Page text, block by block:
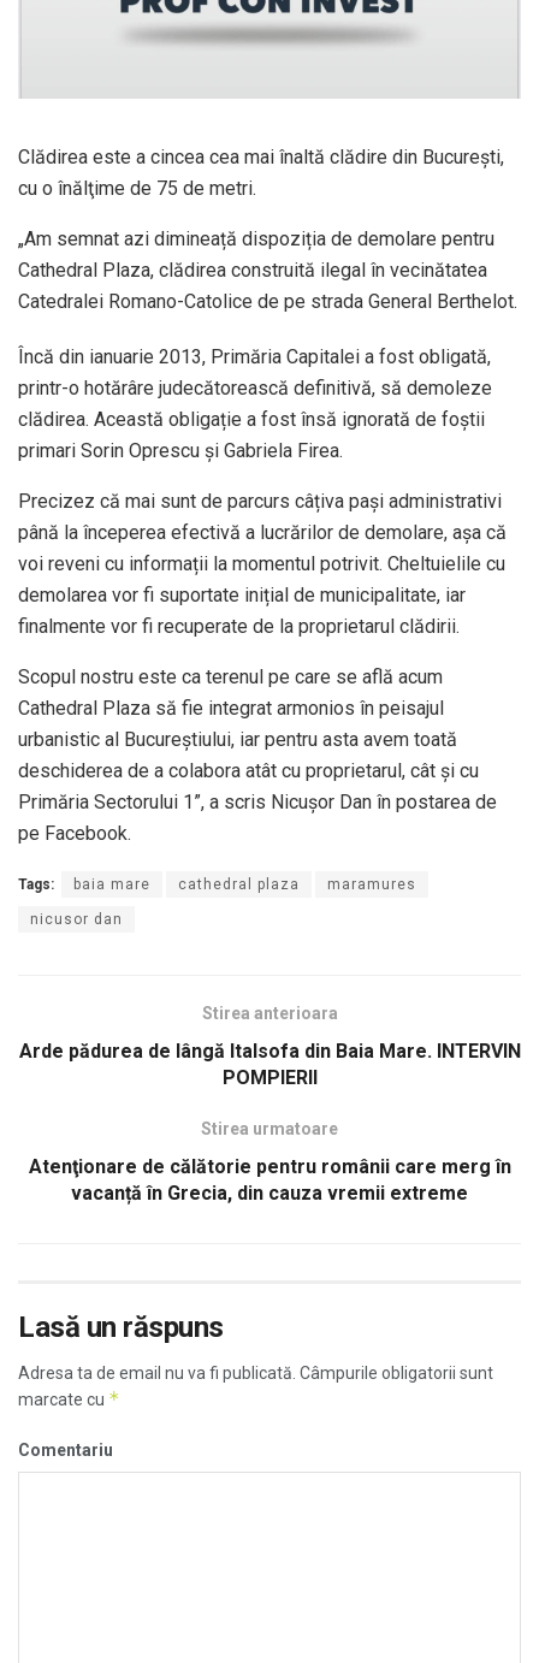
Clădirea este a cincea cea mai înaltă clădire din Bucureşti,
cu o înălţime de 75 de metri.
„Am semnat azi dimineață dispoziția de demolare pentru
Cathedral Plaza, clădirea construită ilegal în vecinătatea
Catedralei Romano-Catolice de pe strada General Berthelot.
Încă din ianuarie 2013, Primăria Capitalei a fost obligată,
printr-o hotărâre judecătorească definitivă, să demoleze
clădirea. Această obligație a fost însă ignorată de foștii
primari Sorin Oprescu și Gabriela Firea.
Precizez că mai sunt de parcurs câțiva pași administrativi
până la începerea efectivă a lucrărilor de demolare, așa că
voi reveni cu informații la momentul potrivit. Cheltuielile cu
demolarea vor fi suportate inițial de municipalitate, iar
finalmente vor fi recuperate de la proprietarul clădirii.
Scopul nostru este ca terenul pe care se află acum
Cathedral Plaza să fie integrat armonios în peisajul
urbanistic al Bucureștiului, iar pentru asta avem toată
deschiderea de a colabora atât cu proprietarul, cât și cu
Primăria Sectorului 1”, a scris Nicuşor Dan în postarea de
pe Facebook.
Tags: baia mare cathedral plaza maramures
nicusor dan
Stirea anterioara
Arde pădurea de lângă Italsofa din Baia Mare. INTERVIN
POMPIERII
Stirea urmatoare
Atenţionare de călătorie pentru românii care merg în
vacanță în Grecia, din cauza vremii extreme
Lasă un răspuns
Adresa ta de email nu va fi publicată. Câmpurile obligatorii sunt
marcate cu *
Comentariu